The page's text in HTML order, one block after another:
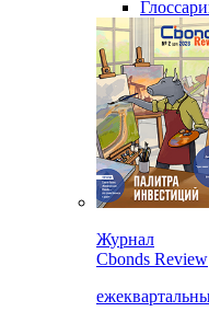
Журнал
Cbonds Review